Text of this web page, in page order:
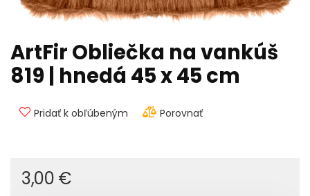
ArtFir Obliečka na vankúš
819 | hnedá 45 x 45 cm
Pridať k obľúbeným Porovnať
3,00 €